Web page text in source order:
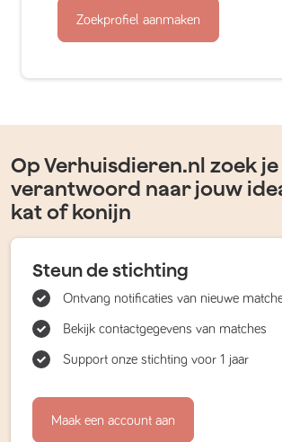
Zoekprofiel aanmaken
Op Verhuisdieren.nl zoek je
verantwoord naar jouw
kat of konijn
Steun de stichting
Ontvang notificaties van nieuwe
Bekijk contactgegevens van matches
Support onze stichting voor 1 jaar
Maak een account aan